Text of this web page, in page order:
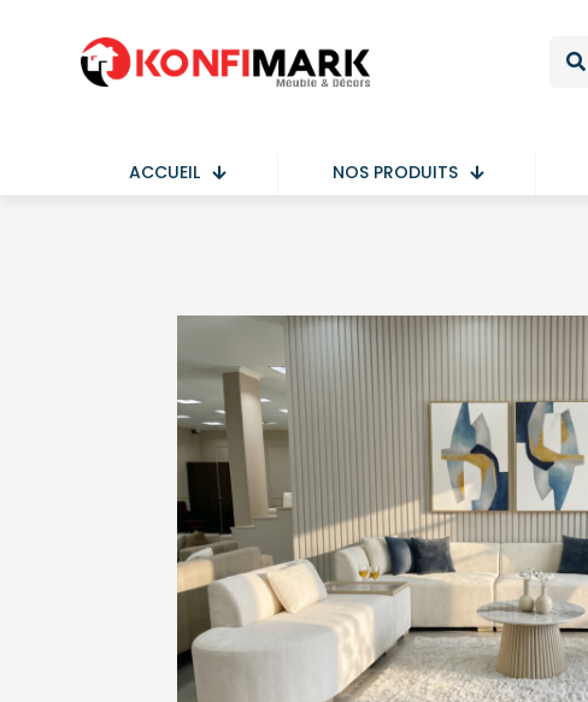
ACCUEIL NOS PRODUITS